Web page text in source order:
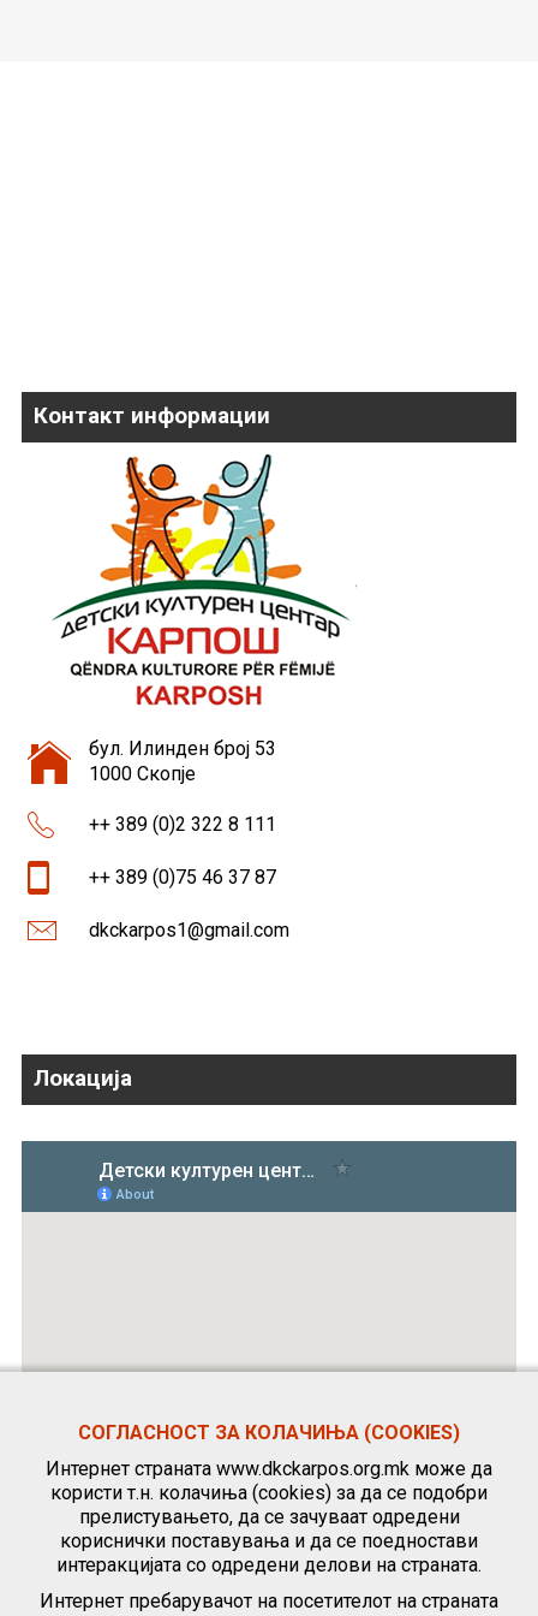
Контакт информации
бул. Илинден број 53
1000 Скопје
++ 389 (0)2 322 8 111
++ 389 (0)75 46 37 87
dkckarpos1@gmail.com
Локација
СОГЛАСНОСТ ЗА КОЛАЧИЊА (COOKIES)
Интернет страната www.dkckarpos.org.mk може да
користи т.н. колачиња (cookies) за да се подобри
прелистувањето, да се зачуваат одредени
кориснички поставувања и да се поедностави
интеракцијата со одредени делови на страната.
Интернет пребарувачот на посетителот на страната